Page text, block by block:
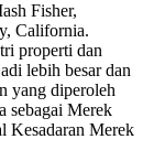
Fisher,
California.
properti dan
lebih besar dan
yang diperoleh
sebagai Merek
Kesadaran Merek